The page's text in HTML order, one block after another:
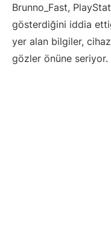
Brunno_Fast,
gösterdiğini iddia
yer alan bilgiler,
gözler önüne seriyor.